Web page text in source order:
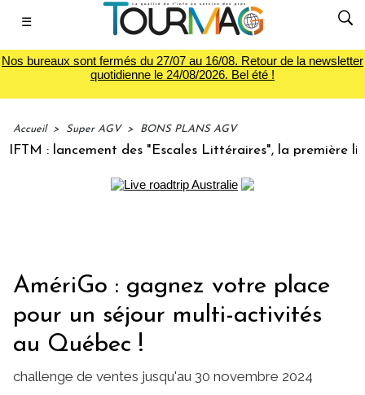
☰
Nos bureaux sont fermés du 27/07 au 16/08. Retour de la newsletter
quotidienne le 24/08/2026. Bel été !
Accueil > Super AGV > BONS PLANS AGV
: lancement des "Escales Littéraires", la première
AmériGo : gagnez votre place
pour un séjour multi-activités
au Québec !
challenge de ventes jusqu'au 30 novembre 2024